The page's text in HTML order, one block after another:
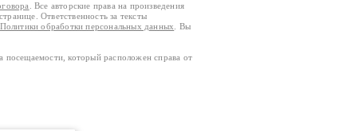
. Все авторские права на произведения
Ответственность за тексты
Политики обработки персональных данных
. Вы
посещаемости, который расположен справа от